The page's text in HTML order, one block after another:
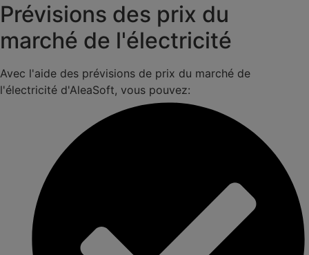
Prévisions des prix du
marché de l'électricité
Avec l'aide des prévisions de prix du marché de
l'électricité d'AleaSoft, vous pouvez: